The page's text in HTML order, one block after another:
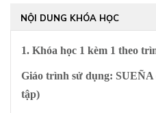
NỘI DUNG KHÓA HỌC
1. Khóa học 1 kèm 1 theo
Giáo trình sử dụng: SUEÑA
tập)